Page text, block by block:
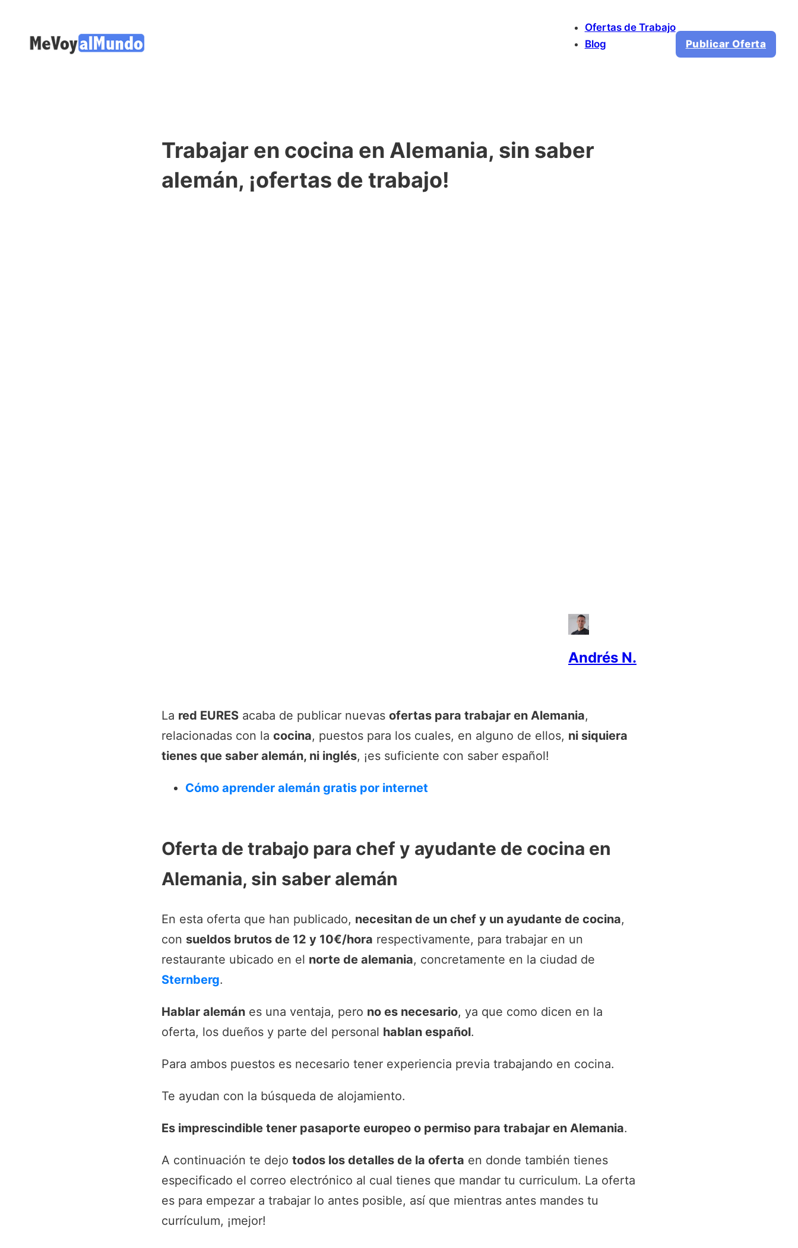
Ofertas de Trabajo
Blog
Publicar Oferta
Trabajar en cocina en Alemania, sin saber
alemán, ¡ofertas de trabajo!
Andrés N.
La red EURES acaba de publicar nuevas ofertas para trabajar en Alemania,
relacionadas con la cocina, puestos para los cuales, en alguno de ellos, ni siquiera
tienes que saber alemán, ni inglés, ¡es suficiente con saber español!
Cómo aprender alemán gratis por internet
Oferta de trabajo para chef y ayudante de cocina en
Alemania, sin saber alemán
En esta oferta que han publicado, necesitan de un chef y un ayudante de cocina,
con sueldos brutos de 12 y 10€/hora respectivamente, para trabajar en un
restaurante ubicado en el norte de alemania, concretamente en la ciudad de
Sternberg.
Hablar alemán es una ventaja, pero no es necesario, ya que como dicen en la
oferta, los dueños y parte del personal hablan español.
Para ambos puestos es necesario tener experiencia previa trabajando en cocina.
Te ayudan con la búsqueda de alojamiento.
Es imprescindible tener pasaporte europeo o permiso para trabajar en Alemania.
A continuación te dejo todos los detalles de la oferta en donde también tienes
especificado el correo electrónico al cual tienes que mandar tu curriculum. La oferta
es para empezar a trabajar lo antes posible, así que mientras antes mandes tu
currículum, ¡mejor!